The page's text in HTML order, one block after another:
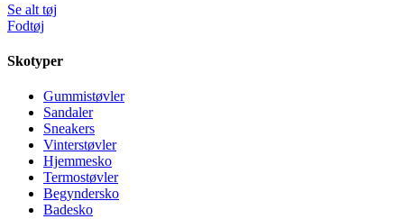
Se alt tøj
Fodtøj
Skotyper
Gummistøvler
Sandaler
Sneakers
Vinterstøvler
Hjemmesko
Termostøvler
Begyndersko
Badesko